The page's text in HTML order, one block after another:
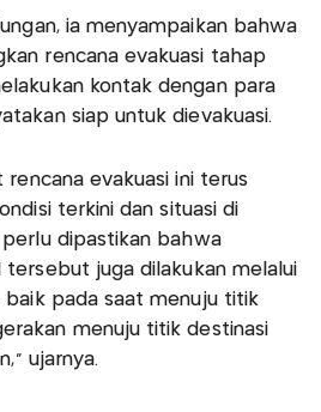
ia menyampaikan bahwa
rencana evakuasi tahap
kontak dengan para
siap untuk dievakuasi.
evakuasi ini terus
terkini dan situasi di
perlu dipastikan bahwa
tersebut juga dilakukan melalui
baik pada saat menuju titik
menuju titik destinasi
ujarnya.